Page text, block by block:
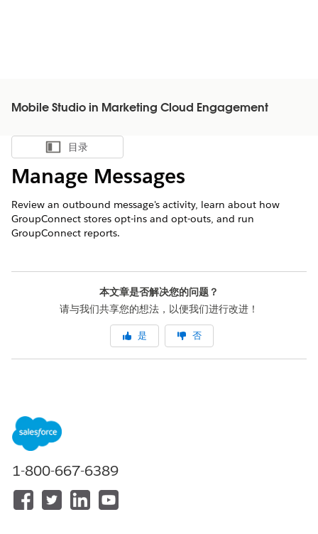
Mobile Studio in Marketing Cloud Engagement
显示目录
目录
Manage Messages
Review an outbound message's activity, learn about how
GroupConnect stores opt-ins and opt-outs, and run
GroupConnect reports.
本文章是否解决您的问题？
请与我们共享您的想法，以便我们进行改进！
是 否
1-800-667-6389